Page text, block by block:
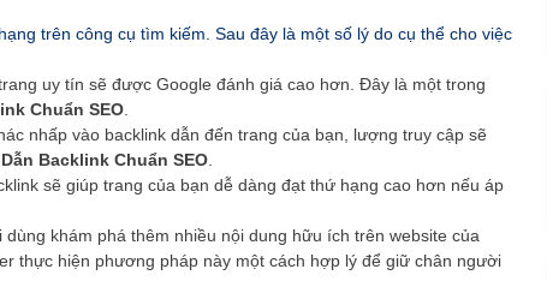
trên công cụ tìm kiếm. Sau đây là một số lý do cụ thể cho việc
uy tín sẽ được Google đánh giá cao hơn. Đây là một trong
Chuẩn SEO
nhấp vào backlink dẫn đến trang của bạn, lượng truy cập sẽ
Backlink Chuẩn SEO
sẽ giúp trang của bạn dễ dàng đạt thứ hạng cao hơn nếu áp
khám phá thêm nhiều nội dung hữu ích trên website của
thực hiện phương pháp này một cách hợp lý để giữ chân người